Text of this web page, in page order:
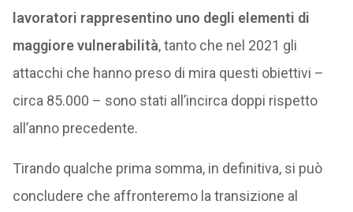
lavoratori rappresentino uno degli elementi di
maggiore vulnerabilità, tanto che nel 2021 gli
attacchi che hanno preso di mira questi obiettivi –
circa 85.000 – sono stati all’incirca doppi rispetto
all’anno precedente.
Tirando qualche prima somma, in definitiva, si può
concludere che affronteremo la transizione al